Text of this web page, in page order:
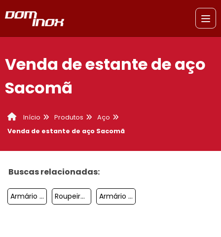
Venda de estante de aço
Sacomã
Início Produtos
Aço
Venda de estante de aço Sacomã
Buscas relacionadas:
Armário De Aço Preço Sacomã Roupeiro De Aço Para Alojamento São Paulo Armário De Aço Roupeiro São José Dos Campos